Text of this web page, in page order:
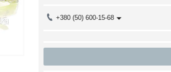
+380 (50) 600-15-68